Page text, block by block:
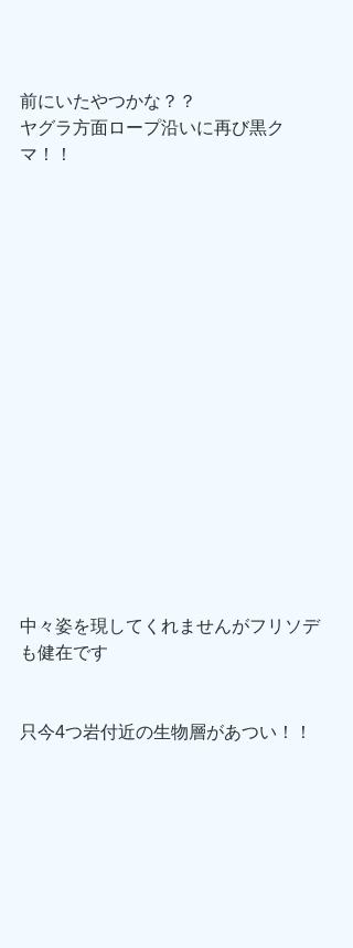
前にいたやつかな？？
ヤグラ方面ロープ沿いに再び黒ク
マ！！
中々姿を現してくれませんがフリソデ
も健在です
只今4つ岩付近の生物層があつい！！